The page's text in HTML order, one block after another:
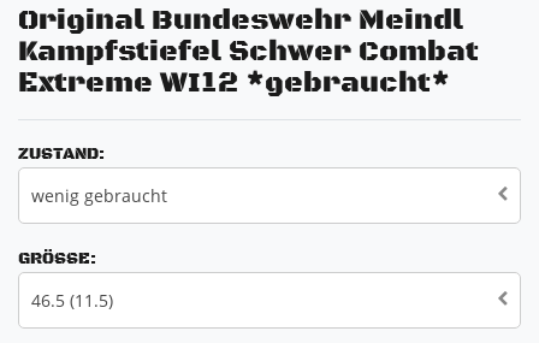
Original Bundeswehr Meindl
Kampfstiefel Schwer Combat
Extreme WI12 *gebraucht*
ZUSTAND:
wenig gebraucht
GRÖSSE:
46.5 (11.5)